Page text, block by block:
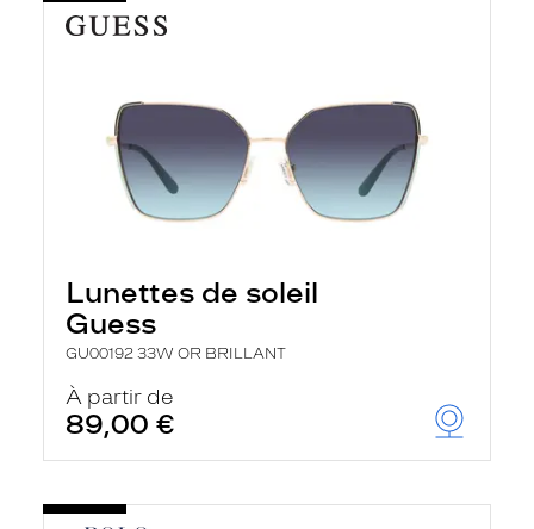
Lunettes de soleil
Guess
GU00192 33W OR BRILLANT
À partir de
89,00 €